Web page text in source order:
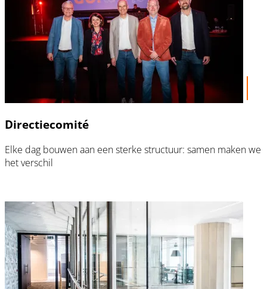
Directiecomité
Elke dag bouwen aan een sterke structuur: samen maken we
het verschil